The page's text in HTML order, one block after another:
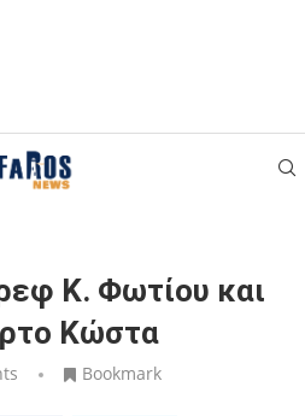
με ρεφ Κ. Φωτίου και VARίστα
Κ. Φωτίου και
Κώστα
Bookmark